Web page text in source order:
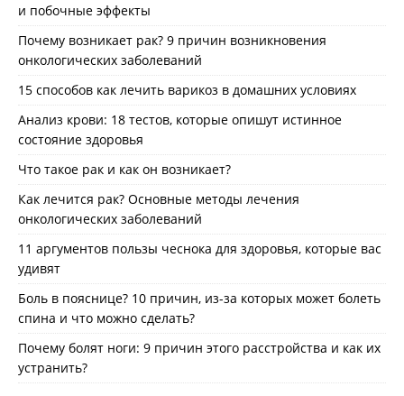
и побочные эффекты
Почему возникает рак? 9 причин возникновения
онкологических заболеваний
15 способов как лечить варикоз в домашних условиях
Анализ крови: 18 тестов, которые опишут истинное
состояние здоровья
Что такое рак и как он возникает?
Как лечится рак? Основные методы лечения
онкологических заболеваний
11 аргументов пользы чеснока для здоровья, которые вас
удивят
Боль в пояснице? 10 причин, из-за которых может болеть
спина и что можно сделать?
Почему болят ноги: 9 причин этого расстройства и как их
устранить?